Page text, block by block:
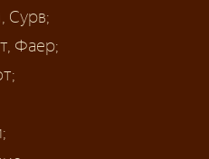
Сурв;
Фаер;